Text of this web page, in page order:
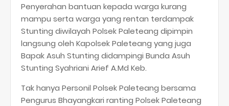
Penyerahan bantuan kepada warga kurang
mampu serta warga yang rentan terdampak
Stunting diwilayah Polsek Paleteang dipimpin
langsung oleh Kapolsek Paleteang yang juga
Bapak Asuh Stunting didampingi Bunda Asuh
Stunting Syahriani Arief A.Md Keb.
Tak hanya Personil Polsek Paleteang bersama
Pengurus Bhayangkari ranting Polsek Paleteang